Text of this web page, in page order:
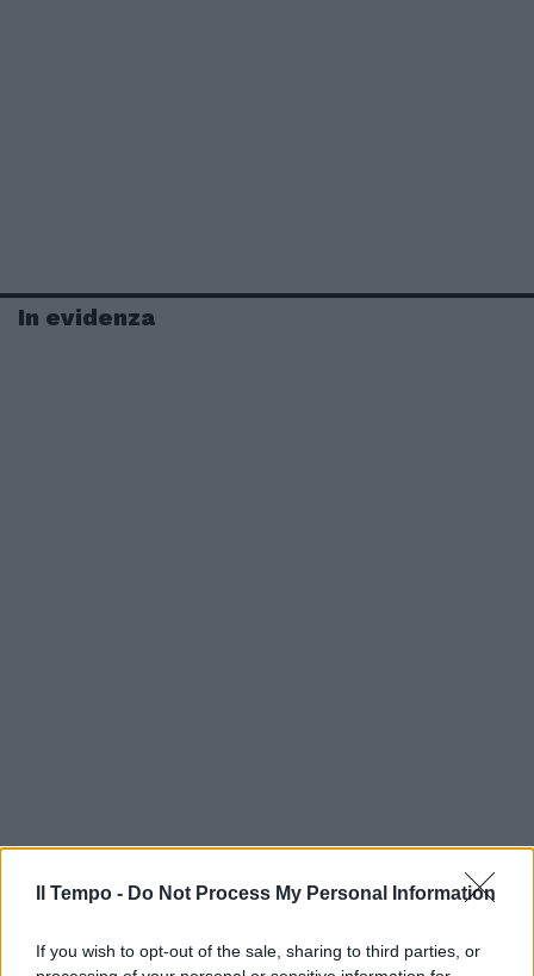
Il Tempo - Do Not Process My Personal Information
If you wish to opt-out of the sale, sharing to third parties, or
In evidenza